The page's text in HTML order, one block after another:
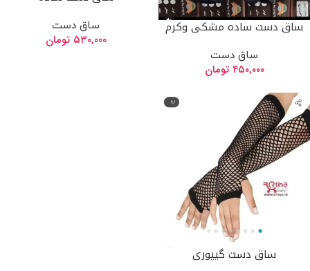
ساق دست ساده مشکی وکرم
ساق دست
۴۵۰,۰۰۰ تومان
ساق دست
۵۳۰,۰۰۰ تومان
ساق دست گیپوری